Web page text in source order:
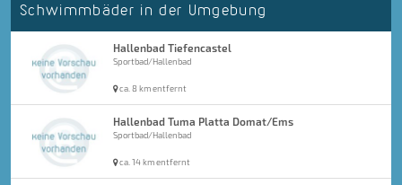
Schwimmbäder in der Umgebung
Hallenbad Tiefencastel
Sportbad/Hallenbad
ca. 8 km entfernt
Hallenbad Tuma Platta Domat/Ems
Sportbad/Hallenbad
ca. 14 km entfernt